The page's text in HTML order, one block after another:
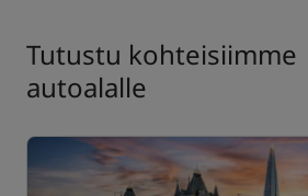
Tutustu kohteisiimme
autoalalle